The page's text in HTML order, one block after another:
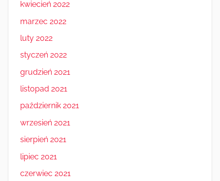
kwiecień 2022
marzec 2022
luty 2022
styczeń 2022
grudzień 2021
listopad 2021
październik 2021
wrzesień 2021
sierpień 2021
lipiec 2021
czerwiec 2021